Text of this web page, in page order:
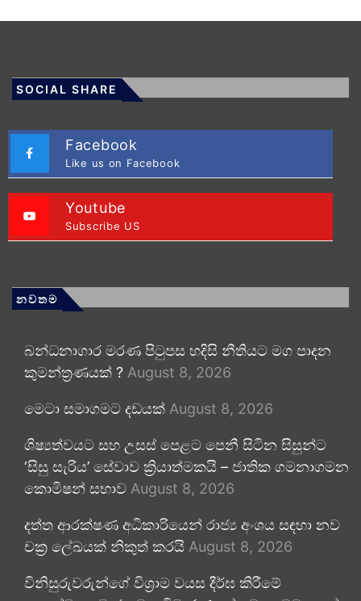
SOCIAL SHARE
Facebook
Like us on Facebook
Youtube
Subscribe US
නවතම
බන්ධනාගාර මරණ පිටුපස හදිසි නීතියට මග පාදන
කුමන්ත්‍රණයක් ? August 8, 2026
මෙටා සමාගමට දඩයක් August 8, 2026
ශිෂ්‍යත්වයට සහ උසස් පෙළට පෙනී සිටින සිසුන්ට
‘සිසු සැරිය’ සේවාව ක්‍රියාත්මකයි – ජාතික ගමනාගමන
කොමිෂන් සභාව August 8, 2026
දත්ත ආරක්ෂණ අධිකාරියෙන් රාජ්‍ය අංශය සඳහා නව
චක්‍ර ලේඛයක් නිකුත් කරයි August 8, 2026
විනිසුරුවරුන්ගේ විශ්‍රාම වයස දීර්ඝ කිරීමේ